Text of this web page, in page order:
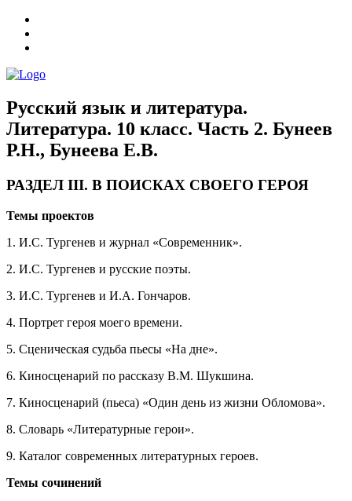
Русский язык и литература.
Литература. 10 класс. Часть 2. Бунеев
Р.Н., Бунеева Е.В.
РАЗДЕЛ III. В ПОИСКАХ СВОЕГО ГЕРОЯ
Темы проектов
1. И.С. Тургенев и журнал «Современник».
2. И.С. Тургенев и русские поэты.
3. И.С. Тургенев и И.А. Гончаров.
4. Портрет героя моего времени.
5. Сценическая судьба пьесы «На дне».
6. Киносценарий по рассказу В.М. Шукшина.
7. Киносценарий (пьеса) «Один день из жизни Обломова».
8. Словарь «Литературные герои».
9. Каталог современных литературных героев.
Темы сочинений